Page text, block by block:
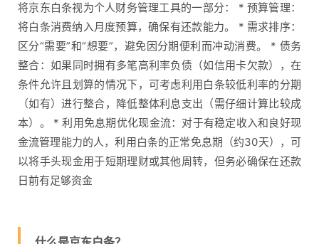
将京东白条视为个人财务管理工具的一部分： * 预算管理：
将白条消费纳入月度预算，确保有还款能力。 * 需求排序：
区分“需要”和“想要”，避免因分期便利而冲动消费。 * 债务
整合：如果同时拥有多笔高利率负债（如信用卡欠款），在
条件允许且划算的情况下，可考虑利用白条较低利率的分期
（如有）进行整合，降低整体利息支出（需仔细计算比较成
本）。 * 利用免息期优化现金流：对于有稳定收入和良好现
金流管理能力的人，利用白条的正常免息期（约30天），可
以将手头现金用于短期理财或其他周转，但务必确保在还款
日前有足够资金